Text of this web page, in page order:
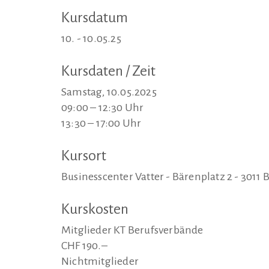
Kursdatum
10. - 10.05.25
Kursdaten / Zeit
Samstag, 10.05.2025
09:00 – 12:30 Uhr
13:30 – 17:00 Uhr
Kursort
Businesscenter Vatter - Bärenplatz 2 - 3011
Kurskosten
Mitglieder KT Berufsverbände
CHF 190.–
Nichtmitglieder